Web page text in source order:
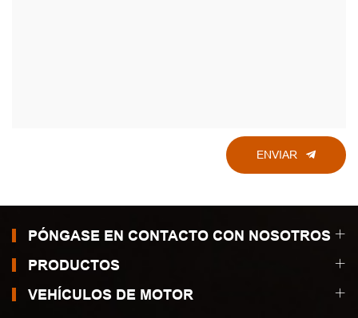
ENVIAR
PÓNGASE EN CONTACTO CON NOSOTROS
PRODUCTOS
VEHÍCULOS DE MOTOR